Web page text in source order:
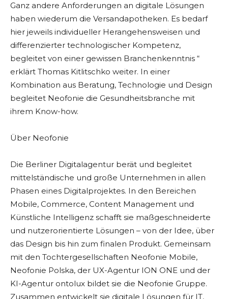
Ganz andere Anforderungen an digitale Lösungen
haben wiederum die Versandapotheken. Es bedarf
hier jeweils individueller Herangehensweisen und
differenzierter technologischer Kompetenz,
begleitet von einer gewissen Branchenkenntnis “
erklärt Thomas Kitlitschko weiter. In einer
Kombination aus Beratung, Technologie und Design
begleitet Neofonie die Gesundheitsbranche mit
ihrem Know-how.
Über Neofonie
Die Berliner Digitalagentur berät und begleitet
mittelständische und große Unternehmen in allen
Phasen eines Digitalprojektes. In den Bereichen
Mobile, Commerce, Content Management und
Künstliche Intelligenz schafft sie maßgeschneiderte
und nutzerorientierte Lösungen – von der Idee, über
das Design bis hin zum finalen Produkt. Gemeinsam
mit den Tochtergesellschaften Neofonie Mobile,
Neofonie Polska, der UX-Agentur ION ONE und der
KI-Agentur ontolux bildet sie die Neofonie Gruppe.
Zusammen entwickelt sie digitale Lösungen für IT,